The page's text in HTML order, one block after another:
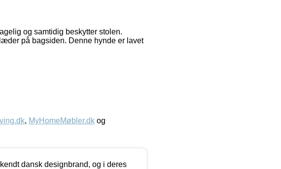
og samtidig beskytter stolen.
på bagsiden. Denne hynde er lavet
, MyHomeMøbler.dk og
dansk designbrand, og i deres